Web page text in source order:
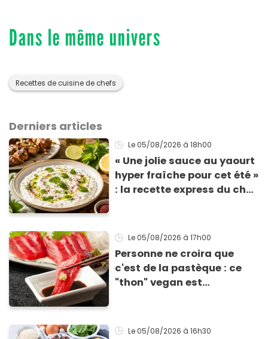
Dans le même univers
Recettes de cuisine de chefs
Derniers articles
Le 05/08/2026 à 18h00
« Une jolie sauce au yaourt
hyper fraîche pour cet été »
: la recette express du chef
grillades
Le 05/08/2026 à 17h00
Personne ne croira que
c'est de la pastèque : ce
"thon" vegan est
Le 05/08/2026 à 16h30